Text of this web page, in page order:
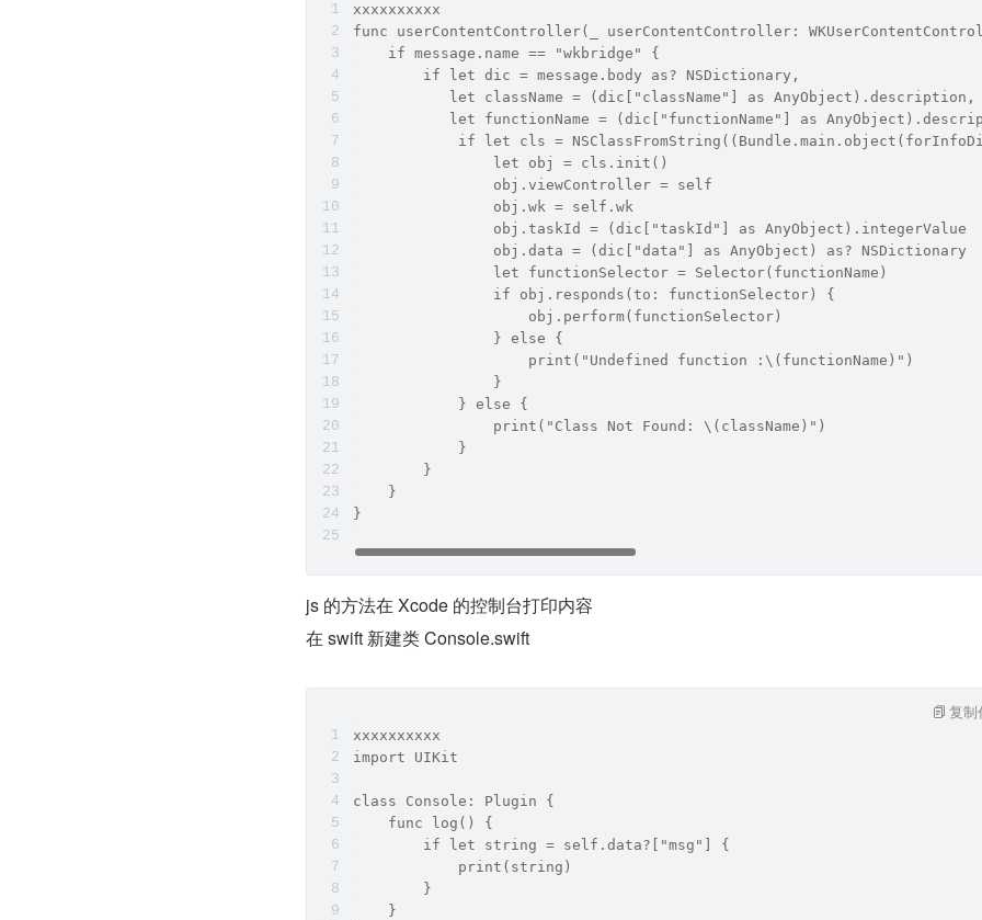
xxxxxxxxxx
func userContentController(_ userContentController:
    if message.name == "wkbridge" {
        if let dic = message.body as? NSDictionary,
           let className = (dic["className"] as AnyObject).description,
let functionName = (dic["functionName"] as
if let cls =
                let obj = cls.init()
                obj.viewController = self
                obj.wk = self.wk
                obj.taskId = (dic["taskId"] as AnyObject).integerValue
                obj.data = (dic["data"] as AnyObject) as? NSDictionary
                let functionSelector = Selector(functionName)
                if obj.responds(to: functionSelector) {
                    obj.perform(functionSelector)
                } else {
                    print("Undefined function :\(functionName)")
                }
            } else {
                print("Class Not Found: \(className)")
            }
        }
    }
}
js 的方法在 Xcode 的控制台打印内容
在 swift 新建类 Console.swift
xxxxxxxxxx
import UIKit
class Console: Plugin {
    func log() {
        if let string = self.data?["msg"] {
            print(string)
        }
    }
复制